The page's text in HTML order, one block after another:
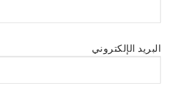
البريد الإلكتروني